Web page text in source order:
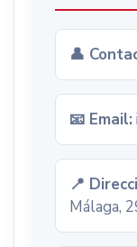
👤
📧 Email:
📍
Málaga,